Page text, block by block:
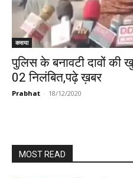
कसया
पुलिस के बनावटी दावों की
02 निलंबित,पढ़े ख़बर
Prabhat - 18/12/2020
MOST READ